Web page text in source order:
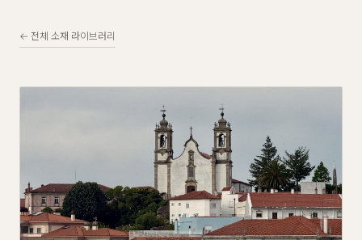
← 전체 소재 라이브러리